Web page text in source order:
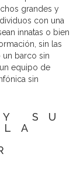
grandes y
con una
innatas o bien
sin las
un barco sin
equipo de
sin
SU